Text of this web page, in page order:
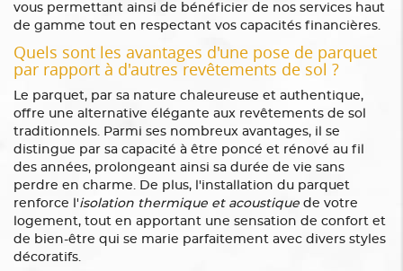
vous permettant ainsi de bénéficier de nos services haut
de gamme tout en respectant vos capacités financières.
Quels sont les avantages d'une pose de parquet
par rapport à d'autres revêtements de sol ?
Le parquet, par sa nature chaleureuse et authentique,
offre une alternative élégante aux revêtements de sol
traditionnels. Parmi ses nombreux avantages, il se
distingue par sa capacité à être poncé et rénové au fil
des années, prolongeant ainsi sa durée de vie sans
perdre en charme. De plus, l'installation du parquet
renforce l'isolation thermique et acoustique de votre
logement, tout en apportant une sensation de confort et
de bien-être qui se marie parfaitement avec divers styles
décoratifs.